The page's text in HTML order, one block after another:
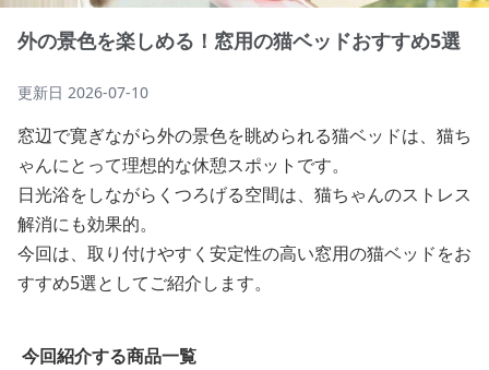
外の景色を楽しめる！窓用の猫ベッドおすすめ5選
更新日 2026-07-10
窓辺で寛ぎながら外の景色を眺められる猫ベッドは、猫ち
ゃんにとって理想的な休憩スポットです。
日光浴をしながらくつろげる空間は、猫ちゃんのストレス
解消にも効果的。
今回は、取り付けやすく安定性の高い窓用の猫ベッドをお
すすめ5選としてご紹介します。
今回紹介する商品一覧